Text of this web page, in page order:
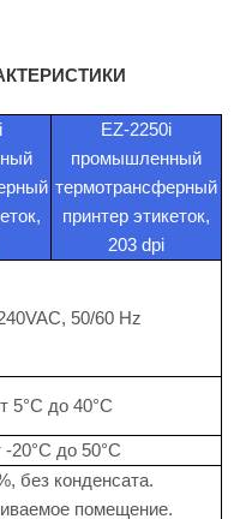
EZ-2250i
промышленный
термотрансферный
принтер этикеток,
203 dpi
50/60 Hz
5°C до 40°C
-20°C до 50°C
без конденсата.
помещение.